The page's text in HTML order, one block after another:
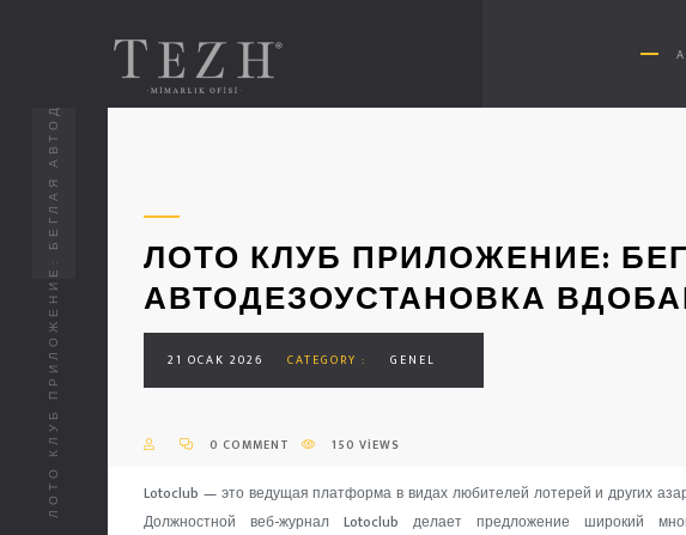
ЛОТО КЛУБ ПРИЛОЖЕНИЕ:
АВТОДЕЗОУСТАНОВКА
21 OCAK 2026 CATEGORY : GENEL
0 COMMENT 150 VIEWS
Lotoclub — это ведущая платформа в видах любителей лотерей и других
Должностной веб-журнал Lotoclub делает предложение широкий